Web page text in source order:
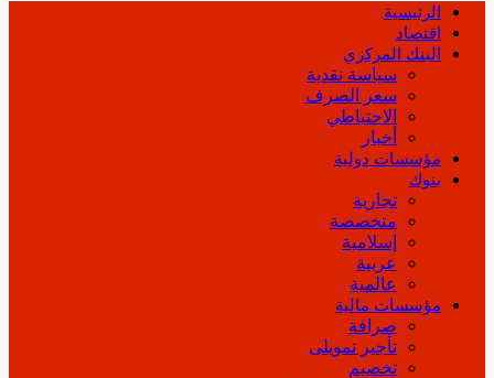
الرئيسية
اقتصاد
البنك المركزي
سياسة نقدية
سعر الصرف
الاحتياطي
أخبار
مؤسسات دولية
بنوك
تجارية
متخصصة
إسلامية
عربية
عالمية
مؤسسات مالية
صرافة
تأجير تمويلى
تخصيم